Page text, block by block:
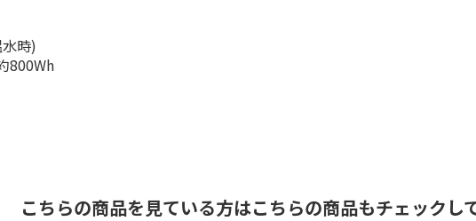
時)
800Wh
こちらの商品を見ている方はこちらの商品もチェックし